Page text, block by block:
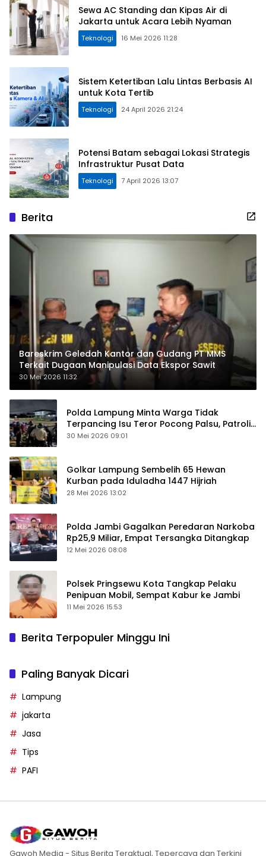
Sewa AC Standing dan Kipas Air di
Jakarta untuk Acara Lebih Nyaman
Teknologi 16 Mei 2026 11:28
Sistem Ketertiban Lalu Lintas Berbasis AI
untuk Kota Tertib
Teknologi 24 April 2026 21:24
Potensi Batam sebagai Lokasi Strategis
Infrastruktur Pusat Data
Teknologi 7 April 2026 13:07
Berita
Bareskrim Geledah Kantor dan Gudang PT MMS
Terkait Dugaan Manipulasi Data Ekspor Sawit
30 Mei 2026 11:32
Polda Lampung Minta Warga Tidak
Terpancing Isu Teror Pocong Palsu, Patroli
Keamanan Ditingkatkan
30 Mei 2026 09:01
Golkar Lampung Sembelih 65 Hewan
Kurban pada Iduladha 1447 Hijriah
28 Mei 2026 13:02
Polda Jambi Gagalkan Peredaran Narkoba
Rp25,9 Miliar, Empat Tersangka Ditangkap
12 Mei 2026 08:08
Polsek Pringsewu Kota Tangkap Pelaku
Penipuan Mobil, Sempat Kabur ke Jambi
11 Mei 2026 15:53
Berita Terpopuler Minggu Ini
Paling Banyak Dicari
Lampung
jakarta
Jasa
Tips
PAFI
Gawoh Media - Situs Berita Teraktual, Tepercaya dan Terkini